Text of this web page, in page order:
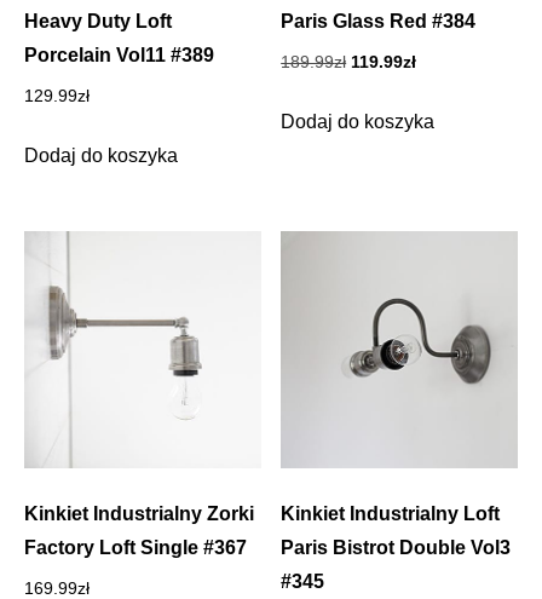
Heavy Duty Loft
Porcelain Vol11 #389
129.99zł
Dodaj do koszyka
Paris Glass Red #384
189.99zł Pierwotna
wynosiła:
119.99złAktualna
wynosi:
Dodaj do koszyka
Kinkiet Industrialny Zorki
Factory Loft Single #367
169.99zł
Kinkiet Industrialny Loft
Paris Bistrot Double Vol3
#345